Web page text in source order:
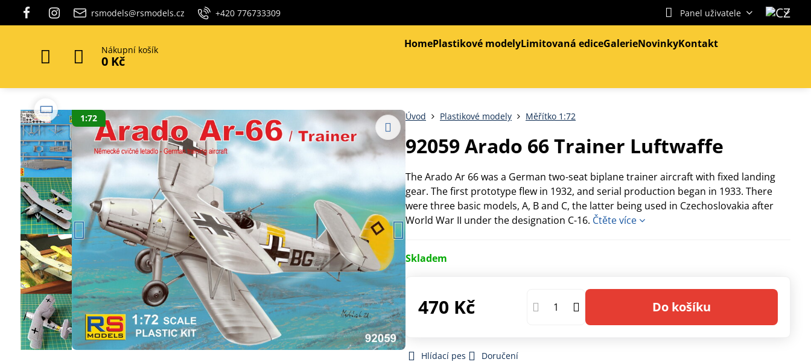
rsmodels@rsmodels.cz +420 776733309 Panel uživatele
Nákupní košík
0 Kč
HomePlastikové modelyLimitovaná ediceGalerieNovinkyKontakt
1:72 Úvod Plastikové modely Měřítko 1:72
92059 Arado 66 Trainer Luftwaffe
The Arado Ar 66 was a German two-seat biplane trainer aircraft with fixed landing
gear. The first prototype flew in 1932, and serial production began in 1933. There
were three basic models, A, B and C, the latter being used in Czechoslovakia after
World War II under the designation C-16. Čtěte více
Skladem
470 Kč Do košíku
Hlídací pes Doručení